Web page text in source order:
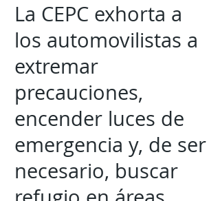
La CEPC exhorta a
los automovilistas a
extremar
precauciones,
encender luces de
emergencia y, de ser
necesario, buscar